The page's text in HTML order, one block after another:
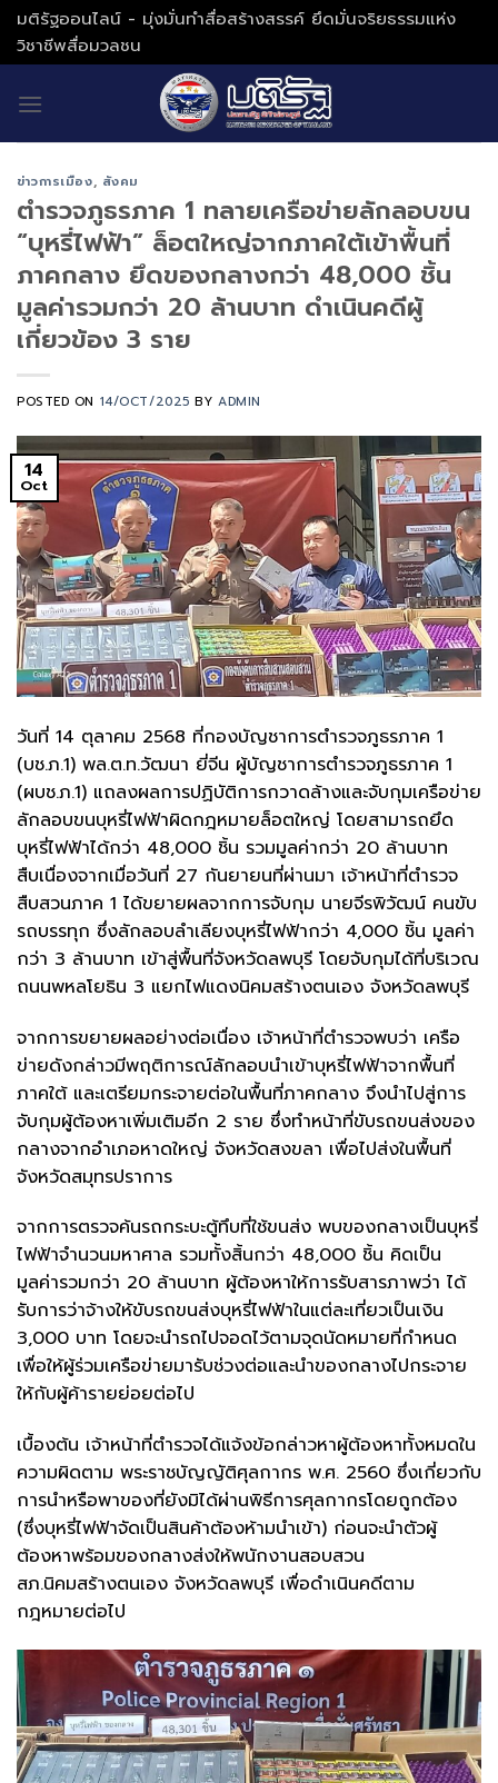
Skip
to
content
มติรัฐออนไลน์ - มุ่งมั่นทำสื่อสร้างสรรค์ ยึดมั่นจริยธรรมแห่ง
วิชาชีพสื่อมวลชน
ข่าวการเมือง, สังคม
ตำรวจภูธรภาค 1 ทลายเครือข่ายลักลอบขน
“บุหรี่ไฟฟ้า” ล็อตใหญ่จากภาคใต้เข้าพื้นที่
ภาคกลาง ยึดของกลางกว่า 48,000 ชิ้น
มูลค่ารวมกว่า 20 ล้านบาท ดำเนินคดีผู้
เกี่ยวข้อง 3 ราย
POSTED ON 14/OCT/2025 BYADMIN
14
Oct
วันที่ 14 ตุลาคม 2568 ที่กองบัญชาการตำรวจภูธรภาค 1
(บช.ภ.1) พล.ต.ท.วัฒนา ยี่จีน ผู้บัญชาการตำรวจภูธรภาค 1
(ผบช.ภ.1) แถลงผลการปฏิบัติการกวาดล้างและจับกุมเครือข่าย
ลักลอบขนบุหรี่ไฟฟ้าผิดกฎหมายล็อตใหญ่ โดยสามารถยึด
บุหรี่ไฟฟ้าได้กว่า 48,000 ชิ้น รวมมูลค่ากว่า 20 ล้านบาท
สืบเนื่องจากเมื่อวันที่ 27 กันยายนที่ผ่านมา เจ้าหน้าที่ตำรวจ
สืบสวนภาค 1 ได้ขยายผลจากการจับกุม นายจีรพิวัฒน์ คนขับ
รถบรรทุก ซึ่งลักลอบลำเลียงบุหรี่ไฟฟ้ากว่า 4,000 ชิ้น มูลค่า
กว่า 3 ล้านบาท เข้าสู่พื้นที่จังหวัดลพบุรี โดยจับกุมได้ที่บริเวณ
ถนนพหลโยธิน 3 แยกไฟแดงนิคมสร้างตนเอง จังหวัดลพบุรี
จากการขยายผลอย่างต่อเนื่อง เจ้าหน้าที่ตำรวจพบว่า เครือ
ข่ายดังกล่าวมีพฤติการณ์ลักลอบนำเข้าบุหรี่ไฟฟ้าจากพื้นที่
ภาคใต้ และเตรียมกระจายต่อในพื้นที่ภาคกลาง จึงนำไปสู่การ
จับกุมผู้ต้องหาเพิ่มเติมอีก 2 ราย ซึ่งทำหน้าที่ขับรถขนส่งของ
กลางจากอำเภอหาดใหญ่ จังหวัดสงขลา เพื่อไปส่งในพื้นที่
จังหวัดสมุทรปราการ
จากการตรวจค้นรถกระบะตู้ทึบที่ใช้ขนส่ง พบของกลางเป็นบุหรี่
ไฟฟ้าจำนวนมหาศาล รวมทั้งสิ้นกว่า 48,000 ชิ้น คิดเป็น
มูลค่ารวมกว่า 20 ล้านบาท ผู้ต้องหาให้การรับสารภาพว่า ได้
รับการว่าจ้างให้ขับรถขนส่งบุหรี่ไฟฟ้าในแต่ละเที่ยวเป็นเงิน
3,000 บาท โดยจะนำรถไปจอดไว้ตามจุดนัดหมายที่กำหนด
เพื่อให้ผู้ร่วมเครือข่ายมารับช่วงต่อและนำของกลางไปกระจาย
ให้กับผู้ค้ารายย่อยต่อไป
เบื้องต้น เจ้าหน้าที่ตำรวจได้แจ้งข้อกล่าวหาผู้ต้องหาทั้งหมดใน
ความผิดตาม พระราชบัญญัติศุลกากร พ.ศ. 2560 ซึ่งเกี่ยวกับ
การนำหรือพาของที่ยังมิได้ผ่านพิธีการศุลกากรโดยถูกต้อง
(ซึ่งบุหรี่ไฟฟ้าจัดเป็นสินค้าต้องห้ามนำเข้า) ก่อนจะนำตัวผู้
ต้องหาพร้อมของกลางส่งให้พนักงานสอบสวน
สภ.นิคมสร้างตนเอง จังหวัดลพบุรี เพื่อดำเนินคดีตาม
กฎหมายต่อไป